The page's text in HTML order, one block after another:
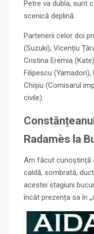
Petre va dubla, sunt
scenică deplină.
Partenerii celor doi
(Suzuki), Vicențiu
Cristina Eremia
Filipescu
Chișiu (Comisarul
civile).
Radamès la
Am făcut cunoștință
caldă, sombrată,
acestei stagiuni
încât prezența sa în